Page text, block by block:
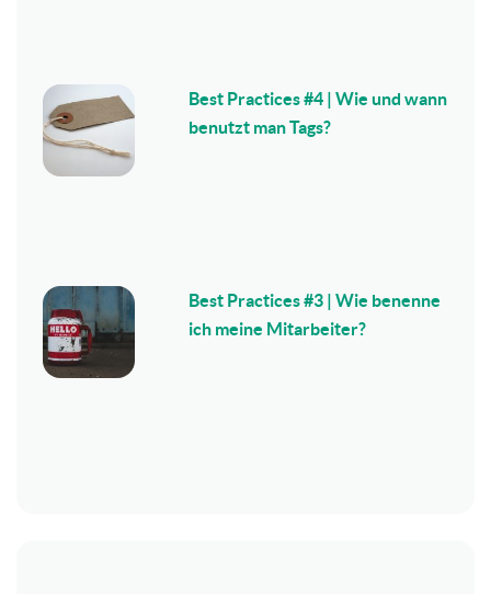
Best Practices #4 | Wie und wann
benutzt man Tags?
Best Practices #3 | Wie benenne
ich meine Mitarbeiter?